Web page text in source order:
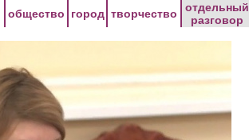
общество город творчество
отдельный
разговор